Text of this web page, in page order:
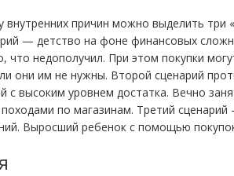
внутренних причин можно выделить три
— детство на фоне финансовых
что недополучил. При этом покупки
они им не нужны. Второй сценарий
с высоким уровнем достатка. Вечно
по магазинам. Третий
Выросший ребенок с помощью